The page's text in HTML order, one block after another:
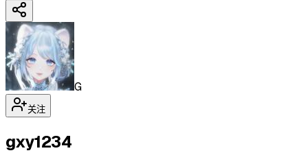
G
关注
gxy1234